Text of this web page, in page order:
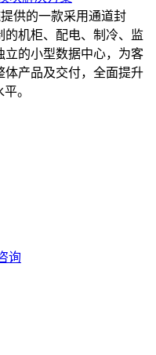
供的一款采用通道封
的机柜、配电、制冷、监
立的小型数据中心，为客
体产品及交付，全面提升
。
询